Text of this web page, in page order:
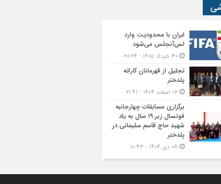
ایران با محدودیت وارد
لس‌آنجلس می‌شود
تجلیل از قهرمانان کاراته
پلدختر
برگزاری مسابقات چهارجانبه
فوتسال زیر ۱۹ سال به یاد
شهید حاج قاسم سلیمانی در
پلدختر